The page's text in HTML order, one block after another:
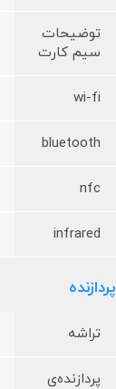
توضیحات
سیم کارت
wi-fi
bluetooth
nfc
infrared
پردازنده
تراشه
پردازنده‌ی